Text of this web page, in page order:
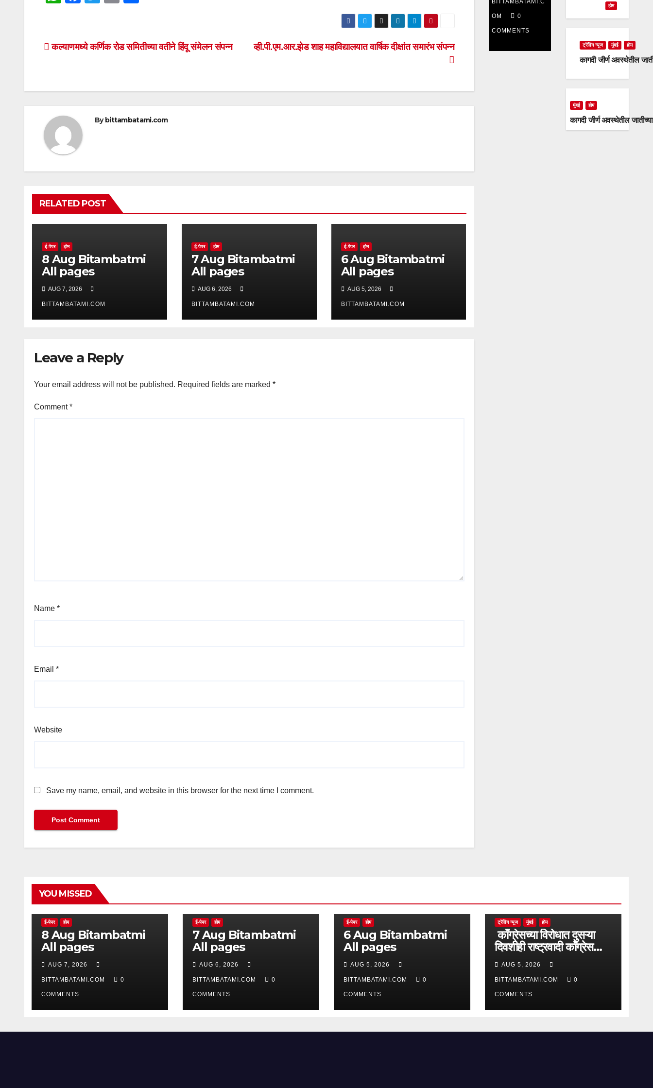
s
p
e
o
er
e
Post
व्ही.पी.एम.आर.झेड शाह महाविद्यालयात वार्षिक दीक्षांत समारंभ संपन्न
कल्याणमध्ये कर्णिक रोड समितीच्या वतीने हिंदू संमेलन संपन्न
By bittambatami.com
RELATED POST
ई-पेपर होम
8 Aug Bitambatmi
All pages
AUG 7, 2026
BITTAMBATAMI.COM
ई-पेपर होम
7 Aug Bitambatmi
All pages
AUG 6, 2026
BITTAMBATAMI.COM
ई-पेपर होम
6 Aug Bitambatmi
All pages
AUG 5, 2026
BITTAMBATAMI.COM
Leave a Reply
Your email address will not be published. Required fields are marked *
Comment*
Name *
Email *
Website
Save my name, email, and website in this browser for the next time I comment.
दिवशीही
राष्ट्रवादी
काँग्रेस
BITTAMBATAMI.C
OM 0
COMMENTS
होम
ट्रेंडिंग न्यूज मुंबई होम
कागदी जीर्ण अवस्थेतील
मुंबई होम
कागदी जीर्ण अवस्थेतील
YOU MISSED
ई-पेपर होम
8 Aug Bitambatmi
All pages
AUG 7, 2026
BITTAMBATAMI.COM 0
COMMENTS
ई-पेपर होम
7 Aug Bitambatmi
All pages
AUG 6, 2026
BITTAMBATAMI.COM 0
COMMENTS
ई-पेपर होम
6 Aug Bitambatmi
All pages
AUG 5, 2026
BITTAMBATAMI.COM 0
COMMENTS
ट्रेंडिंग न्यूज मुंबई होम
काँग्रेसच्या विरोधात दुसऱ्या
दिवशीही राष्ट्रवादी काँग्रेस
आक्रमक
AUG 5, 2026
BITTAMBATAMI.COM 0
COMMENTS